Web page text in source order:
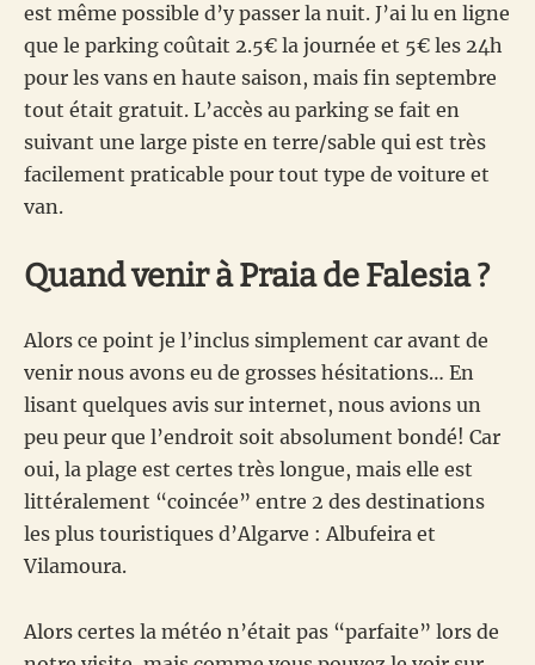
est même possible d’y passer la nuit. J’ai lu en ligne
que le parking coûtait 2.5€ la journée et 5€ les 24h
pour les vans en haute saison, mais fin septembre
tout était gratuit. L’accès au parking se fait en
suivant une large piste en terre/sable qui est très
facilement praticable pour tout type de voiture et
van.
Quand venir à Praia de Falesia ?
Alors ce point je l’inclus simplement car avant de
venir nous avons eu de grosses hésitations… En
lisant quelques avis sur internet, nous avions un
peu peur que l’endroit soit absolument bondé! Car
oui, la plage est certes très longue, mais elle est
littéralement “coincée” entre 2 des destinations
les plus touristiques d’Algarve : Albufeira et
Vilamoura.
Alors certes la météo n’était pas “parfaite” lors de